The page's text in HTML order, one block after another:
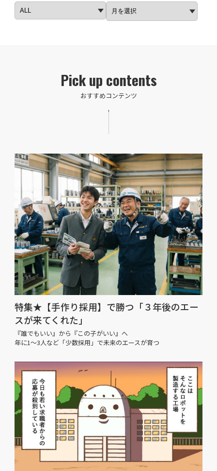
Pick up contents
おすすめコンテンツ
特集★【手作り採用】で勝つ「３年後のエー
スが来てくれた」
『誰でもいい』から『この子がいい』へ
年に1〜3人など「少数採用」で未来のエースが育つ